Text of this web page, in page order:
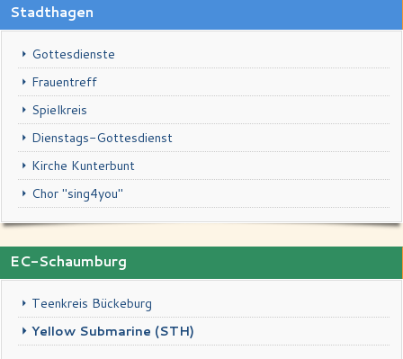
Stadthagen
Gottesdienste
Frauentreff
Spielkreis
Dienstags-Gottesdienst
Kirche Kunterbunt
Chor "sing4you"
EC-Schaumburg
Teenkreis Bückeburg
Yellow Submarine (STH)